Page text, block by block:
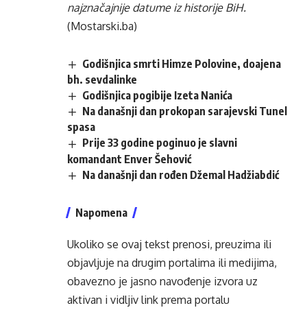
najznačajnije datume iz historije BiH.
(Mostarski.ba)
Godišnjica smrti Himze Polovine, doajena
bh. sevdalinke
Godišnjica pogibije Izeta Nanića
Na današnji dan prokopan sarajevski Tunel
spasa
Prije 33 godine poginuo je slavni
komandant Enver Šehović
Na današnji dan rođen Džemal Hadžiabdić
Napomena
Ukoliko se ovaj tekst prenosi, preuzima ili
objavljuje na drugim portalima ili medijima,
obavezno je jasno navođenje izvora uz
aktivan i vidljiv link prema portalu